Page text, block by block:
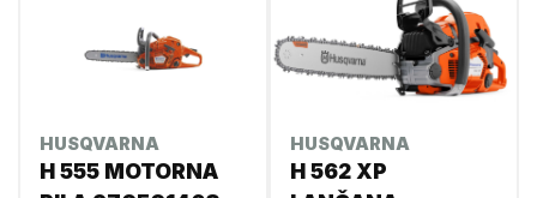
HUSQVARNA
H 555 MOTORNA
HUSQVARNA
H 562 XP